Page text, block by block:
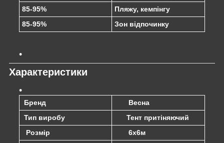
85-95%
Пляжу, кемпінгу
85-95%
Зон відпочинку
Характеристики
Бренд
Весна
Тип виробу
Тент притіняючий
Розмір
6х6м